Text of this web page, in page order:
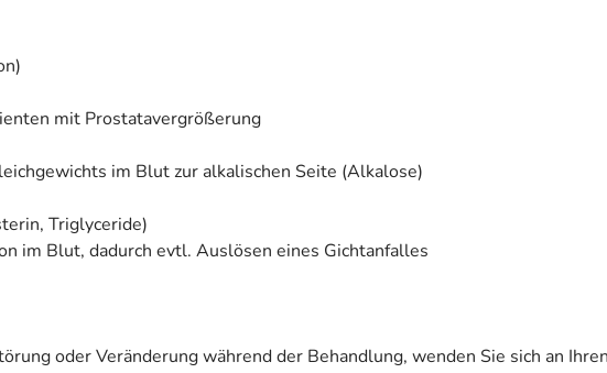
mit Prostatavergrößerung
im Blut zur alkalischen Seite (Alkalose)
Triglyceride)
im Blut, dadurch evtl. Auslösen eines Gichtanfalles
oder Veränderung während der Behandlung, wenden Sie sich an